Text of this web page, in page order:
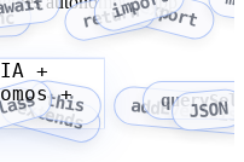
returnexport
extends
this JSON
+
+